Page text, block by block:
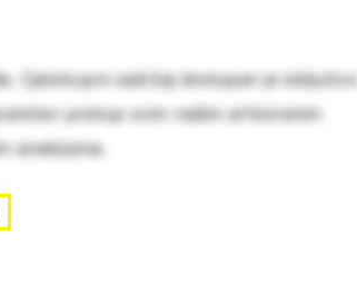
Cjelokupni sadržaj dostupan je isključivo
pristup svim našim arhiviranim
analizama.